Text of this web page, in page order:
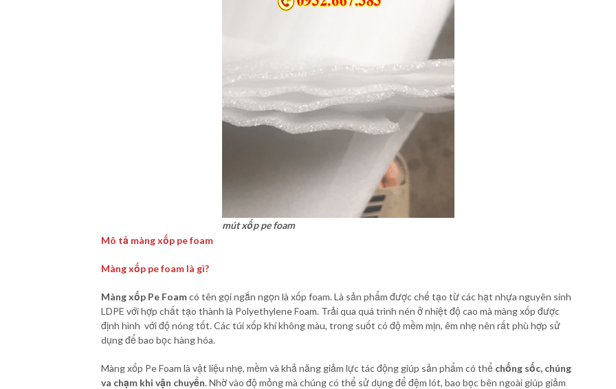
mút xốp pe foam
Mô tả màng xốp pe foam
Màng xốp pe foam là gì?
Màng xốp Pe Foamcó tên gọi ngắn ngọn là xốp foam. Là sản phẩm được chế tạo từ các hạt nhựa nguyên sinh
LDPE với hợp chất tạo thành là Polyethylene Foam. Trải qua quá trình nén ở nhiệt độ cao mà màng xốp được
định hình với độ nóng tốt. Các túi xốp khí không màu, trong suốt có độ mềm mịn, êm nhẹ nên rất phù hợp sử
dụng để bao bọc hàng hóa.
Màng xốp Pe Foam là vật liệu nhẹ, mềm và khả năng giảm lực tác động giúp sản phẩm có thể chống sốc, chúng
va chạm khi vận chuyển. Nhờ vào độ mỏng mà chúng có thể sử dụng để đệm lót, bao bọc bên ngoài giúp giảm